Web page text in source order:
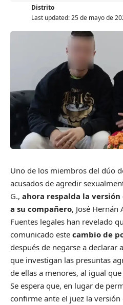
Last updated: 25 de mayo de
Distrito
Uno de los miembros del dúo
acusados de agredir
G., ahora respalda la
a su compañero, José Hernán
Fuentes legales han revelado
comunicado este cambio de
después de negarse a declarar
que investigan las presuntas
de ellas a menores, al igual que
Se espera que, en lugar de
confirme ante el juez la